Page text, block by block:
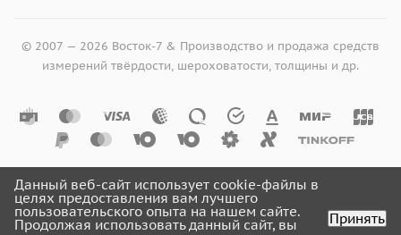
© 2007 — 2026 Восток-7 & Производство и продажа средств
измерений твёрдости, шероховатости, толщины и др.
Данный веб-сайт использует cookie-файлы в
целях предоставления вам лучшего
пользовательского опыта на нашем сайте.
Продолжая использовать данный сайт, вы Принять